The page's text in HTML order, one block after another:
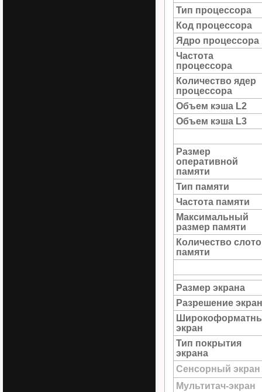
Тип процессора
Код процессора
Ядро процессора
Частота
процессора
Количество ядер
процессора
Объем кэша L2
Объем кэша L3
Размер
оперативной
памяти
Тип памяти
Частота памяти
Максимальный
размер памяти
Количество
памяти
Размер экрана
Разрешение
экран
Тип покрытия
экрана
Сенсорный экран
Мультитач-экран